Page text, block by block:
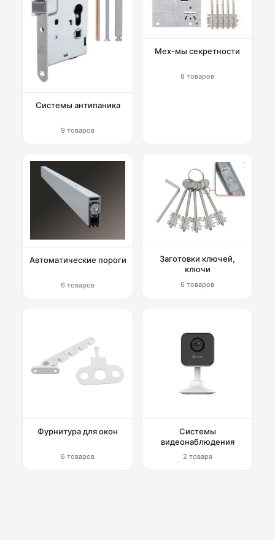
Системы антипаника
9 товаров
Мех-мы секретности
8 товаров
Автоматические пороги
6 товаров
Заготовки ключей,
ключи
6 товаров
Фурнитура для окон
6 товаров
Системы
видеонаблюдения
2 товара